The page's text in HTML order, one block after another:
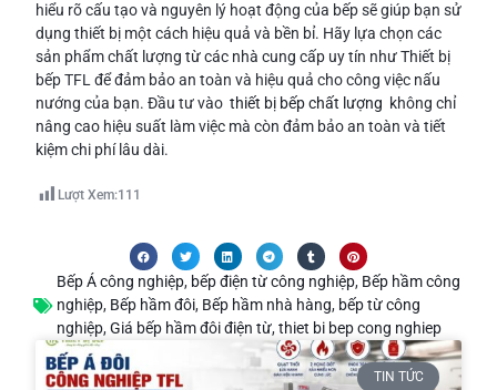
hiểu rõ cấu tạo và nguyên lý hoạt động của bếp sẽ giúp bạn sử
dụng thiết bị một cách hiệu quả và bền bỉ. Hãy lựa chọn các
sản phẩm chất lượng từ các nhà cung cấp uy tín như Thiết bị
bếp TFL để đảm bảo an toàn và hiệu quả cho công việc nấu
nướng của bạn. Đầu tư vào thiết bị bếp chất lượng không chỉ
nâng cao hiệu suất làm việc mà còn đảm bảo an toàn và tiết
kiệm chi phí lâu dài.
Lượt Xem:111
Bếp Á công nghiệp, bếp điện từ công nghiệp, Bếp hầm công
nghiệp, Bếp hầm đôi, Bếp hầm nhà hàng, bếp từ công
nghiệp,Giá bếp hầm đôi điện từ,thiet bi bep cong nghiep
TIN TỨC